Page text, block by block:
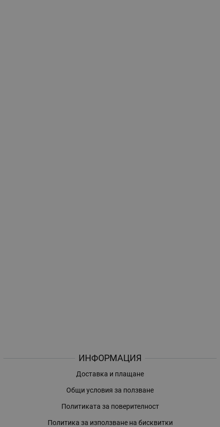
ИНФОРМАЦИЯ
Доставка и плащане
Общи условия за ползване
Политиката за поверителност
Политика за използване на бисквитки